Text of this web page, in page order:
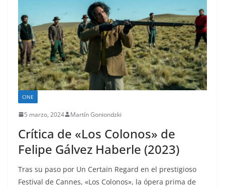
CINE
5 marzo, 2024 Martín Goniondzki
Crítica de «Los Colonos» de
Felipe Gálvez Haberle (2023)
Tras su paso por Un Certain Regard en el prestigioso
Festival de Cannes, «Los Colonos», la ópera prima de